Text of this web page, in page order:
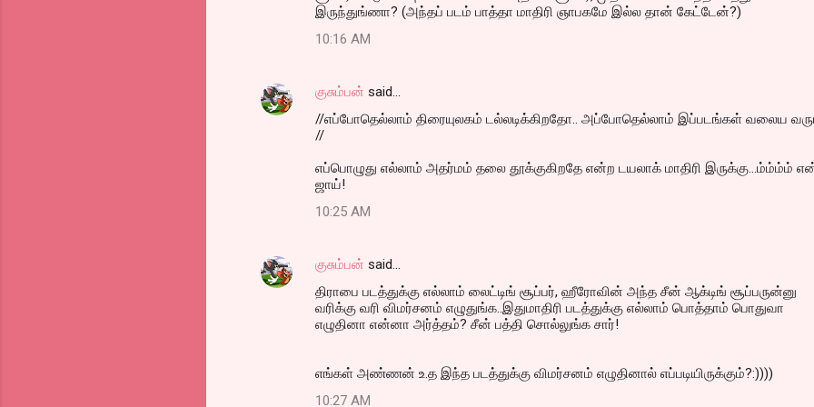
இருந்துங்ணா? (அந்தப் படம் பாத்தா மாதிரி ஞாபகமே இல்ல தான் கேட்டேன்?)
10:16 AM
குசும்பன் said…
//எப்போதெல்லாம் திரையுலகம் டல்லடிக்கிறதோ.. அப்போதெல்லாம் இப்படங்கள் வலைய
//
எப்பொழுது எல்லாம் அதர்மம் தலை தூக்குகிறதே என்ற டயலாக் மாதிரி இருக்கு...ம்ம்ம்ம்
ஜாய்!
10:25 AM
குசும்பன் said…
திராபை படத்துக்கு எல்லாம் லைட்டிங் சூப்பர், ஹீரோவின் அந்த சீன் ஆக்டிங் சூப்பருன்னு
வரிக்கு வரி விமர்சனம் எழுதுங்க..இதுமாதிரி படத்துக்கு எல்லாம் பொத்தாம் பொதுவா
எழுதினா என்னா அர்த்தம்? சீன் பத்தி சொல்லுங்க சார்!
எங்கள் அண்ணன் உ.த இந்த படத்துக்கு விமர்சனம் எழுதினால் எப்படியிருக்கும்?:))))
10:27 AM